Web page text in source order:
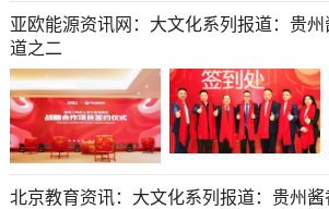
亚欧能源资讯网：大文化系列报道：贵
道之二
北京教育资讯：大文化系列报道：贵州